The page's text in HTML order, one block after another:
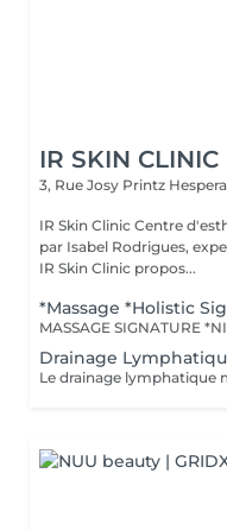
IR SKIN CLINIC
3, Rue Josy Printz
IR Skin Clinic Centre d'esthétique avancée & intégrative Fondé
par Isabel Rodrigues,
IR Skin Clinic propos...
*Massage *Holistic
Drainage